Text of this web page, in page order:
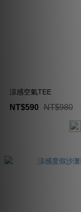
涼感空氣TEE
NT$590 NT$980